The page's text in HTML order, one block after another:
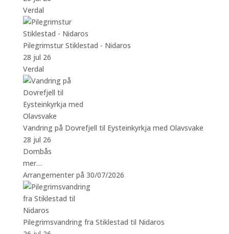
Verdal
Pilegrimstur Stiklestad - Nidaros
28 jul 26
Verdal
Vandring på Dovrefjell til Eysteinkyrkja med Olavsvake
28 jul 26
Dombås
mer…
Arrangementer på 30/07/2026
Pilegrimsvandring fra Stiklestad til Nidaros